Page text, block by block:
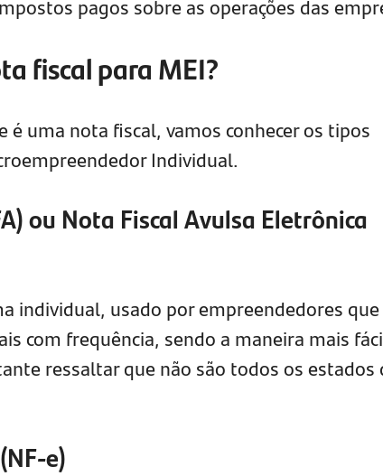
pagos sobre as operações das
fiscal para MEI?
é uma nota fiscal, vamos conhecer os tipos
Individual.
ou Nota Fiscal Avulsa Eletrônica
individual, usado por empreendedores
com frequência, sendo a maneira mais
ressaltar que não são todos os estados
e)